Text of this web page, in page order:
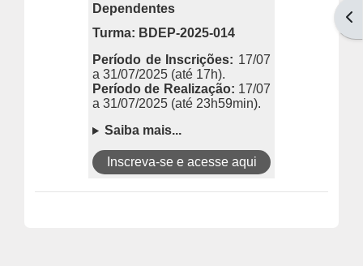
Dependentes
Turma: BDEP-2025-014
Período de Inscrições: 17/07
a 31/07/2025 (até 17h).
Período de Realização: 17/07
a 31/07/2025 (até 23h59min).
Saiba mais...
Inscreva-se e acesse aqui